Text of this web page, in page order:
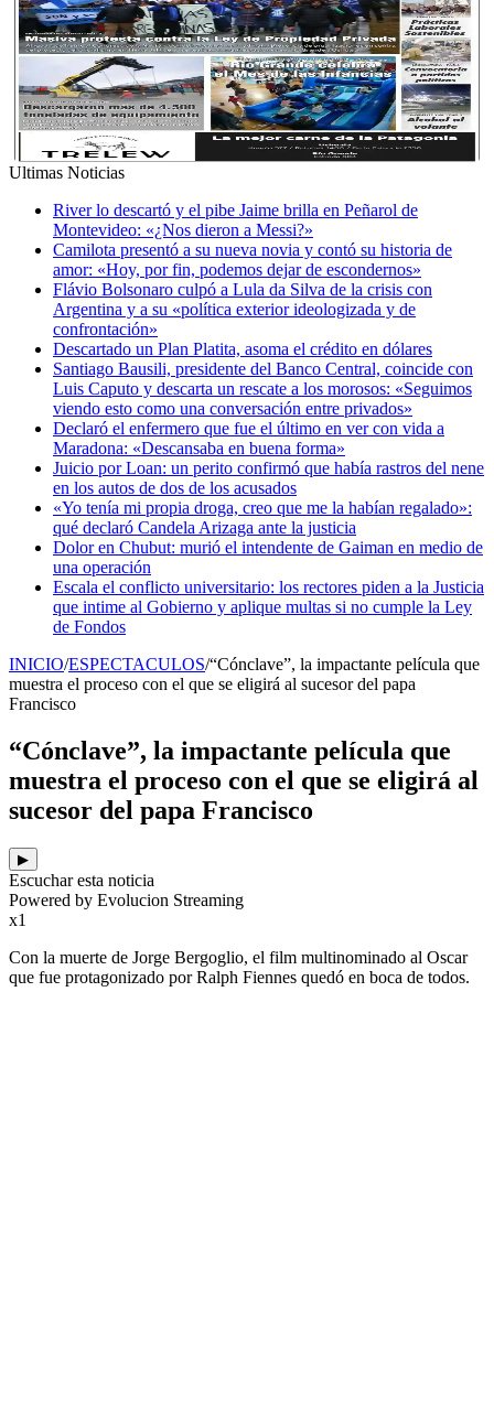
Ultimas Noticias
River lo descartó y el pibe Jaime brilla en Peñarol de
Montevideo: «¿Nos dieron a Messi?»
Camilota presentó a su nueva novia y contó su historia de
amor: «Hoy, por fin, podemos dejar de escondernos»
Flávio Bolsonaro culpó a Lula da Silva de la crisis con
Argentina y a su «política exterior ideologizada y de
confrontación»
Descartado un Plan Platita, asoma el crédito en dólares
Santiago Bausili, presidente del Banco Central, coincide con
Luis Caputo y descarta un rescate a los morosos: «Seguimos
viendo esto como una conversación entre privados»
Declaró el enfermero que fue el último en ver con vida a
Maradona: «Descansaba en buena forma»
Juicio por Loan: un perito confirmó que había rastros del nene
en los autos de dos de los acusados
«Yo tenía mi propia droga, creo que me la habían regalado»:
qué declaró Candela Arizaga ante la justicia
Dolor en Chubut: murió el intendente de Gaiman en medio de
una operación
Escala el conflicto universitario: los rectores piden a la Justicia
que intime al Gobierno y aplique multas si no cumple la Ley
de Fondos
INICIO/ESPECTACULOS/“Cónclave”, la impactante película que
muestra el proceso con el que se eligirá al sucesor del papa
Francisco
“Cónclave”, la impactante película que
muestra el proceso con el que se eligirá al
sucesor del papa Francisco
▶
Escuchar esta noticia
Powered by Evolucion Streaming
x1
Con la muerte de Jorge Bergoglio, el film multinominado al Oscar
que fue protagonizado por Ralph Fiennes quedó en boca de todos.